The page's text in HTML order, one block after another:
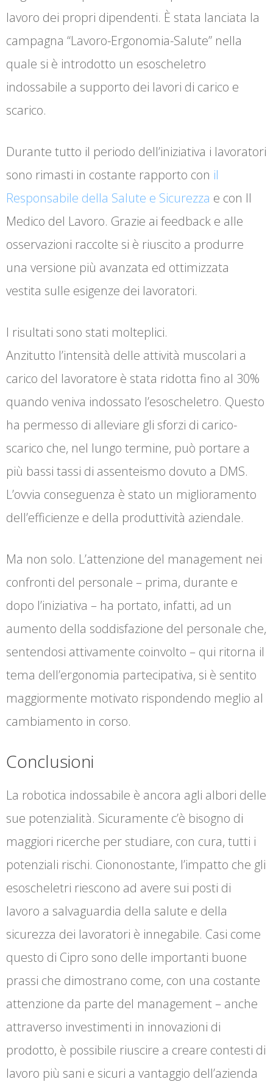
lavoro dei propri dipendenti. È stata lanciata la
campagna “Lavoro-Ergonomia-Salute” nella
quale si è introdotto un esoscheletro
indossabile a supporto dei lavori di carico e
scarico.
Durante tutto il periodo dell’iniziativa i lavoratori
sono rimasti in costante rapporto con il
Responsabile della Salute e Sicurezza e con Il
Medico del Lavoro. Grazie ai feedback e alle
osservazioni raccolte si è riuscito a produrre
una versione più avanzata ed ottimizzata
vestita sulle esigenze dei lavoratori.
I risultati sono stati molteplici.
Anzitutto l’intensità delle attività muscolari a
carico del lavoratore è stata ridotta fino al 30%
quando veniva indossato l’esoscheletro. Questo
ha permesso di alleviare gli sforzi di carico-
scarico che, nel lungo termine, può portare a
più bassi tassi di assenteismo dovuto a DMS.
L’ovvia conseguenza è stato un miglioramento
dell’efficienze e della produttività aziendale.
Ma non solo. L’attenzione del management nei
confronti del personale – prima, durante e
dopo l’iniziativa – ha portato, infatti, ad un
aumento della soddisfazione del personale che,
sentendosi attivamente coinvolto – qui ritorna il
tema dell’ergonomia partecipativa, si è sentito
maggiormente motivato rispondendo meglio al
cambiamento in corso.
Conclusioni
La robotica indossabile è ancora agli albori delle
sue potenzialità. Sicuramente c’è bisogno di
maggiori ricerche per studiare, con cura, tutti i
potenziali rischi. Ciononostante, l’impatto che gli
esoscheletri riescono ad avere sui posti di
lavoro a salvaguardia della salute e della
sicurezza dei lavoratori è innegabile. Casi come
questo di Cipro sono delle importanti buone
prassi che dimostrano come, con una costante
attenzione da parte del management – anche
attraverso investimenti in innovazioni di
prodotto, è possibile riuscire a creare contesti di
lavoro più sani e sicuri a vantaggio dell’azienda